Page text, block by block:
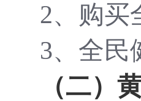
2、购买
3、全民
（二）